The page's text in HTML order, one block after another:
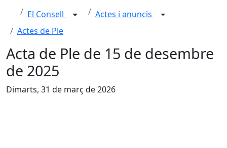
El Consell
Actes i anuncis
Actes de Ple
Acta de Ple de 15 de desembre
de 2025
Dimarts, 31 de març de 2026